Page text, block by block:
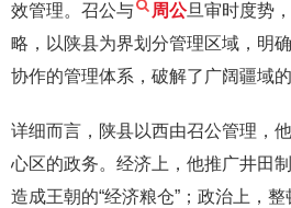
效管理。召公与 周公旦审时度势
略，以陕县为界划分管理区域，明
协作的管理体系，破解了广阔疆域的
详细而言，陕县以西由召公管理，
心区的政务。经济上，他推广井田
造成王朝的“经济粮仓”；政治上，